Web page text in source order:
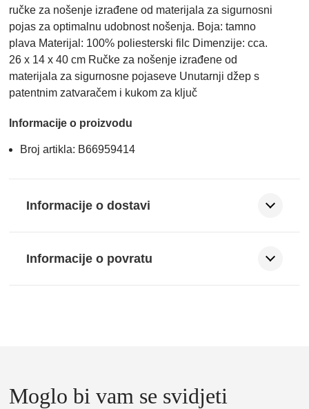
ručke za nošenje izrađene od materijala za sigurnosni
pojas za optimalnu udobnost nošenja. Boja: tamno
plava Materijal: 100% poliesterski filc Dimenzije: cca.
26 x 14 x 40 cm Ručke za nošenje izrađene od
materijala za sigurnosne pojaseve Unutarnji džep s
patentnim zatvaračem i kukom za ključ
Informacije o proizvodu
Broj artikla: B66959414
Informacije o dostavi
Informacije o povratu
Moglo bi vam se svidjeti